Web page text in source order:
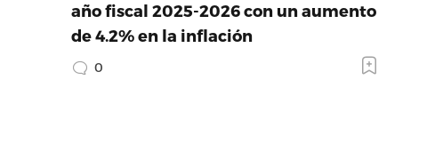
año fiscal 2025-2026 con un aumento
de 4.2% en la inflación
0